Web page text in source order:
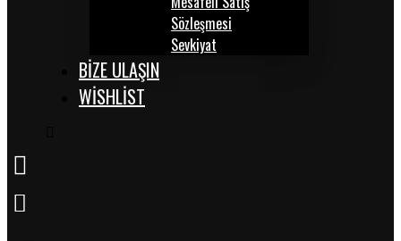
Sözleşmesi
Sevkiyat
BİZE ULAŞIN
WISHLIST